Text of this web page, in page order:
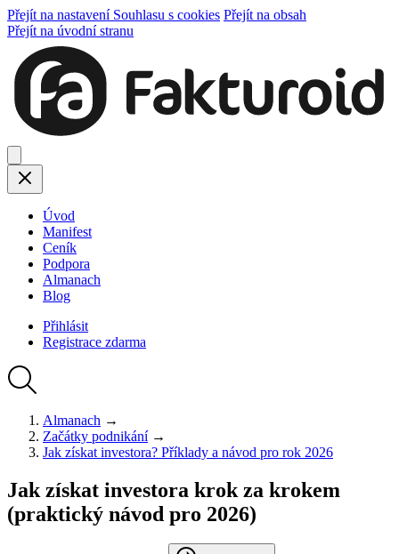
Přejít na nastavení Souhlasu s cookies Přejít na obsah
Přejít na úvodní stranu
Úvod
Manifest
Ceník
Podpora
Almanach
Blog
Přihlásit
Registrace zdarma
Almanach →
Začátky podnikání →
Jak získat investora? Příklady a návod pro rok 2026
Jak získat investora krok za krokem
(praktický návod pro 2026)